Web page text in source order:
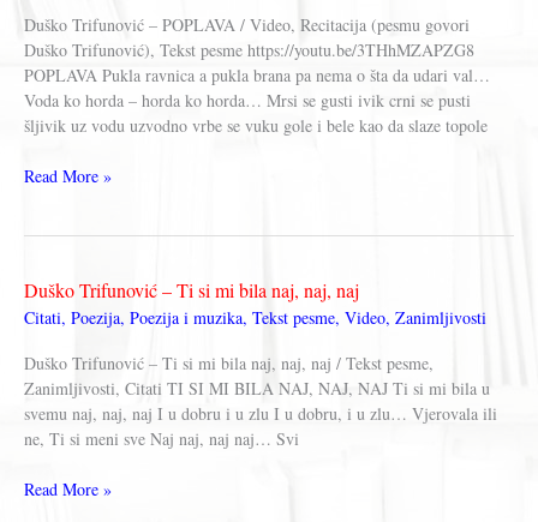
DECU
(Knjiga)
Duško Trifunović – POPLAVA / Video, Recitacija (pesmu govori
Duško Trifunović), Tekst pesme https://youtu.be/3THhMZAPZG8
POPLAVA Pukla ravnica a pukla brana pa nema o šta da udari val…
Voda ko horda – horda ko horda… Mrsi se gusti ivik crni se pusti
šljivik uz vodu uzvodno vrbe se vuku gole i bele kao da slaze topole
Duško
Read More »
Duško Trifunović – Ti si mi bila naj, naj, naj
Citati, Poezija, Poezija i muzika, Tekst pesme, Video, Zanimljivosti
Duško Trifunović – Ti si mi bila naj, naj, naj / Tekst pesme,
Zanimljivosti, Citati TI SI MI BILA NAJ, NAJ, NAJ Ti si mi bila u
svemu naj, naj, naj I u dobru i u zlu I u dobru, i u zlu… Vjerovala ili
ne, Ti si meni sve Naj naj, naj naj… Svi
Duško
Read More »